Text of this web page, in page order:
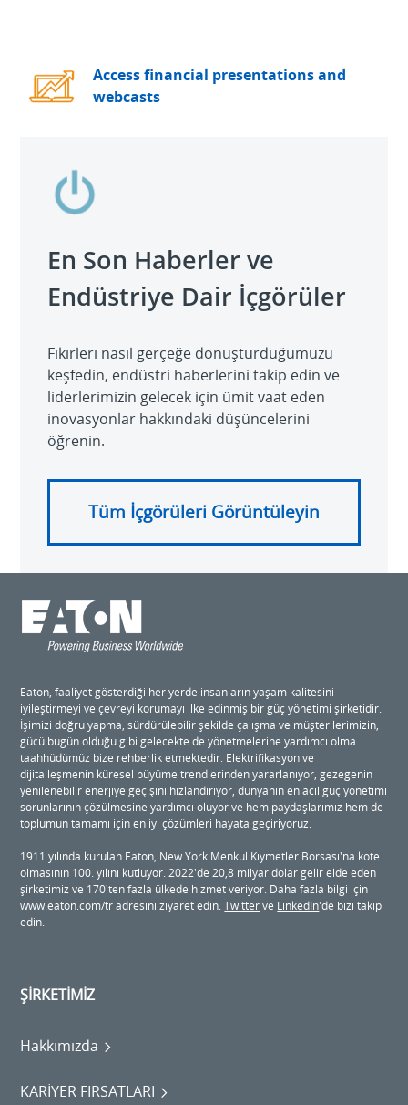
Access financial presentations and
webcasts
En Son Haberler ve
Endüstriye Dair İçgörüler
Fikirleri nasıl gerçeğe dönüştürdüğümüzü
keşfedin, endüstri haberlerini takip edin ve
liderlerimizin gelecek için ümit vaat eden
inovasyonlar hakkındaki düşüncelerini
öğrenin.
Tüm İçgörüleri Görüntüleyin
Eaton, faaliyet gösterdiği her yerde insanların yaşam kalitesini
iyileştirmeyi ve çevreyi korumayı ilke edinmiş bir güç yönetimi şirketidir.
İşimizi doğru yapma, sürdürülebilir şekilde çalışma ve müşterilerimizin,
gücü bugün olduğu gibi gelecekte de yönetmelerine yardımcı olma
taahhüdümüz bize rehberlik etmektedir. Elektrifikasyon ve
dijitalleşmenin küresel büyüme trendlerinden yararlanıyor, gezegenin
yenilenebilir enerjiye geçişini hızlandırıyor, dünyanın en acil güç yönetimi
sorunlarının çözülmesine yardımcı oluyor ve hem paydaşlarımız hem de
toplumun tamamı için en iyi çözümleri hayata geçiriyoruz.
1911 yılında kurulan Eaton, New York Menkul Kıymetler Borsası'na kote
olmasının 100. yılını kutluyor. 2022'de 20,8 milyar dolar gelir elde eden
şirketimiz ve 170'ten fazla ülkede hizmet veriyor. Daha fazla bilgi için
www.eaton.com/tr adresini ziyaret edin.Twitterve LinkedIn'de bizi takip
edin.
ŞİRKETİMİZ
Hakkımızda
KARİYER FIRSATLARI